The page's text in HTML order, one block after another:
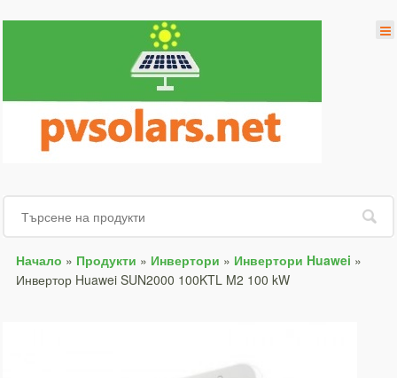
Начало » Продукти » Инвертори » Инвертори Huawei »
Инвертор Huawei SUN2000 100KTL M2 100 kW